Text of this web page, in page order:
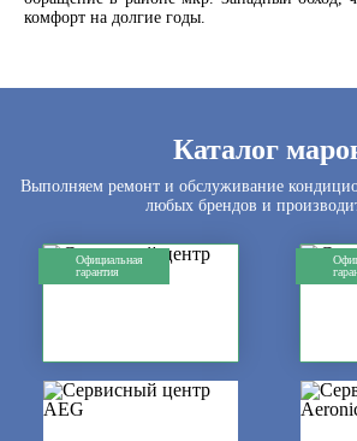
комфорт на долгие годы.
Каталог
Выполняем ремонт и обслуживание
любых брендов и